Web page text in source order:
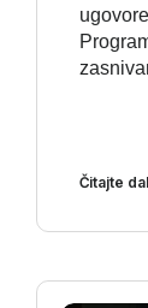
Čitajte